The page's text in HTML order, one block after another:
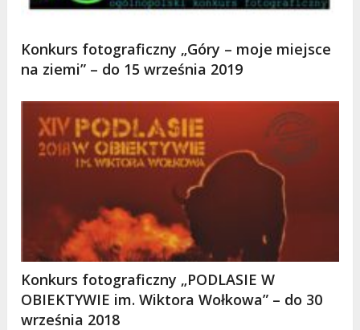
Konkurs fotograficzny „Góry – moje miejsce
na ziemi” – do 15 września 2019
Konkurs fotograficzny „PODLASIE W
OBIEKTYWIE im. Wiktora Wołkowa” – do 30
września 2018